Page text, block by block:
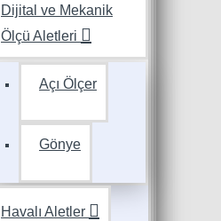
Dijital ve Mekanik
Ölçü Aletleri
Açı Ölçer
Gönye
Havalı Aletler